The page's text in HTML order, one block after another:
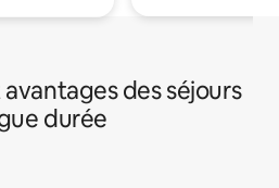
des séjours
durée